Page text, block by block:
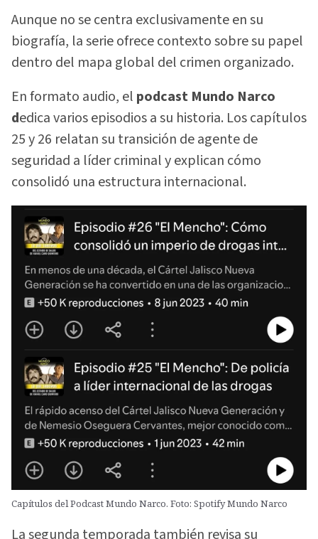
Aunque no se centra exclusivamente en su
biografía, la serie ofrece contexto sobre su papel
dentro del mapa global del crimen organizado.
En formato audio, el podcast Mundo Narco
dedica varios episodios a su historia. Los capítulos
25 y 26 relatan su transición de agente de
seguridad a líder criminal y explican cómo
consolidó una estructura internacional.
Capítulos del Podcast Mundo Narco. Foto: Spotify Mundo Narco
La segunda temporada también revisa su